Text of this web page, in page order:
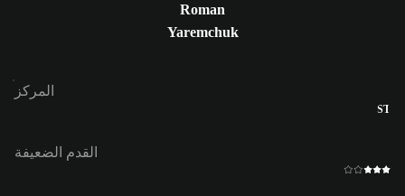
Roman
Yaremchuk
المركز
ST
القدم الضعيفة